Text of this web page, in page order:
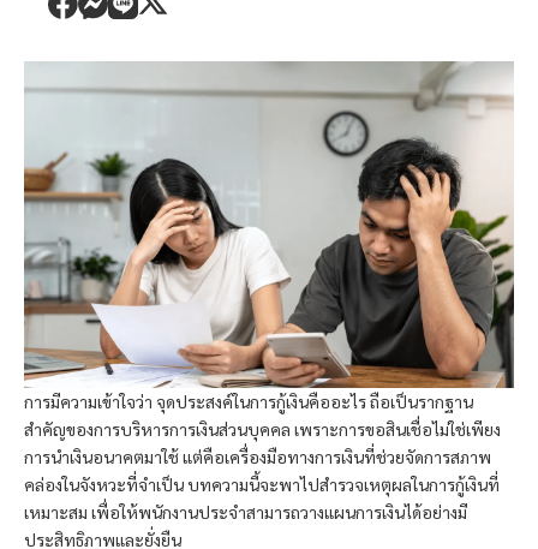
การมีความเข้าใจว่า จุดประสงค์ในการกู้เงินคืออะไร ถือเป็นรากฐาน
สำคัญของการบริหารการเงินส่วนบุคคล เพราะการขอสินเชื่อไม่ใช่เพียง
การนำเงินอนาคตมาใช้ แต่คือเครื่องมือทางการเงินที่ช่วยจัดการสภาพ
คล่องในจังหวะที่จำเป็น บทความนี้จะพาไปสำรวจเหตุผลในการกู้เงินที่
เหมาะสม เพื่อให้พนักงานประจำสามารถวางแผนการเงินได้อย่างมี
ประสิทธิภาพและยั่งยืน